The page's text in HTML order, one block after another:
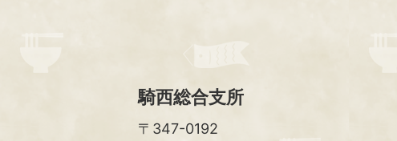
騎西総合支所
〒347-0192